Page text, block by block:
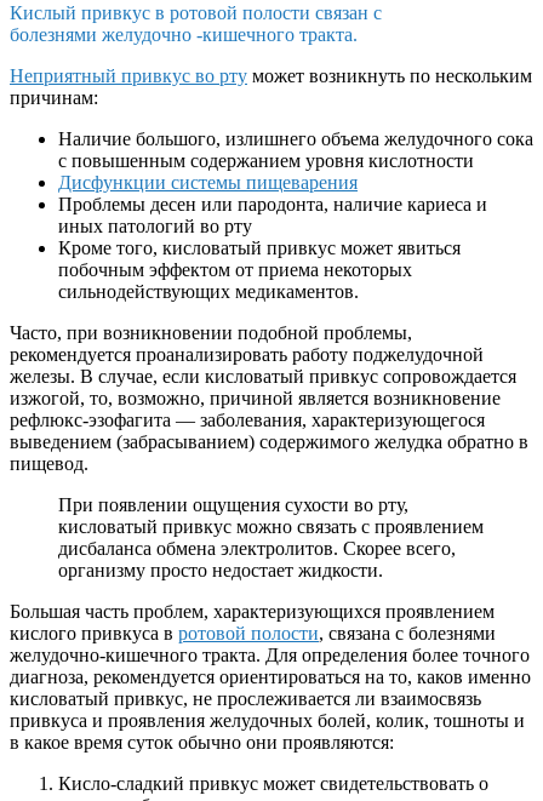
Кислый привкус в ротовой полости связан с
болезнями желудочно -кишечного тракта.
Неприятный привкус во рту может возникнуть по нескольким
причинам:
Наличие большого, излишнего объема желудочного сока
с повышенным содержанием уровня кислотности
Дисфункции системы пищеварения
Проблемы десен или пародонта, наличие кариеса и
иных патологий во рту
Кроме того, кисловатый привкус может явиться
побочным эффектом от приема некоторых
сильнодействующих медикаментов.
Часто, при возникновении подобной проблемы,
рекомендуется проанализировать работу поджелудочной
железы. В случае, если кисловатый привкус сопровождается
изжогой, то, возможно, причиной является возникновение
рефлюкс-эзофагита — заболевания, характеризующегося
выведением (забрасыванием) содержимого желудка обратно в
пищевод.
При появлении ощущения сухости во рту,
кисловатый привкус можно связать с проявлением
дисбаланса обмена электролитов. Скорее всего,
организму просто недостает жидкости.
Большая часть проблем, характеризующихся проявлением
кислого привкуса в ротовой полости, связана с болезнями
желудочно-кишечного тракта. Для определения более точного
диагноза, рекомендуется ориентироваться на то, каков именно
кисловатый привкус, не прослеживается ли взаимосвязь
привкуса и проявления желудочных болей, колик, тошноты и
в какое время суток обычно они проявляются:
Кисло-сладкий привкус может свидетельствовать о